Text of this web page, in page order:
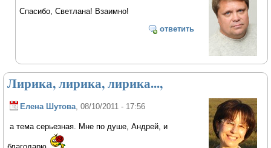
Спасибо, Светлана! Взаимно!
ответить
Лирика, лирика, лирика...,
Елена Шутова, 08/10/2011 - 17:56
а тема серьезная. Мне по душе, Андрей, и